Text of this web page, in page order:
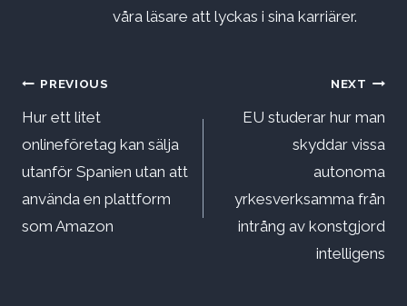
våra läsare att lyckas i sina karriärer.
Inläggsnavigering
PREVIOUS
Hur ett litet
onlineföretag kan sälja
utanför Spanien utan att
använda en plattform
som Amazon
NEXT
EU studerar hur man
skyddar vissa
autonoma
yrkesverksamma från
intrång av konstgjord
intelligens